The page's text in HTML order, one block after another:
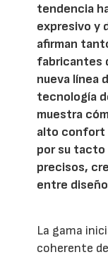
tendencia
expresivo y
afirman
fabricantes
nueva línea
tecnología
muestra
alto confort
por su tacto
precisos,
entre
La gama
coherente